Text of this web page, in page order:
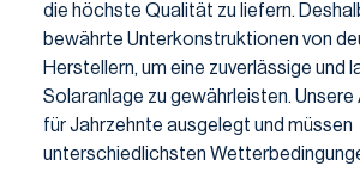
die höchste Qualität zu liefern.
bewährte Unterkonstruktionen von
Herstellern, um eine zuverlässige und
Solaranlage zu gewährleisten. Unsere
für Jahrzehnte ausgelegt und müssen
unterschiedlichsten